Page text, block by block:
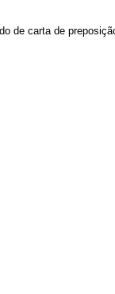
de carta de